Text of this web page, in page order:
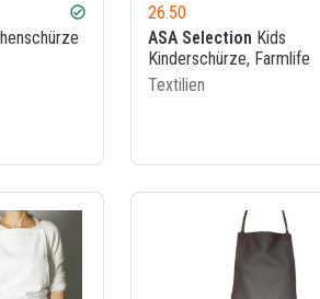
check_circle 26.50
ASA Selection Kids
Kinderschürze, Farmlife
Textilien